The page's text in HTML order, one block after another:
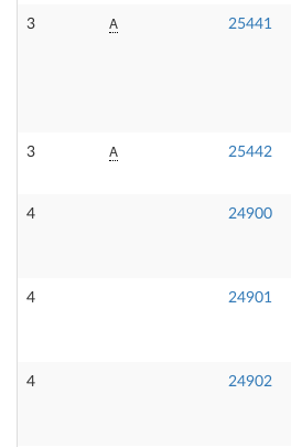
3 A 25441
3 A 25442
4 24900
4 24901
4 24902